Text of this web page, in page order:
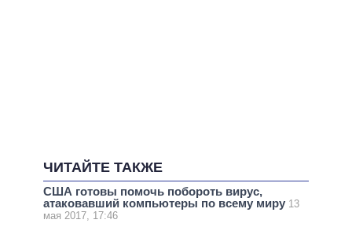
ЧИТАЙТЕ ТАКЖЕ
США готовы помочь побороть вирус,
атаковавший компьютеры по всему миру 13
мая 2017, 17:46